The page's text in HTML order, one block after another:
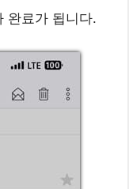
완료가 됩니다.